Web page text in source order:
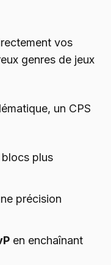
vos
genres de jeux
un CPS
plus
précision
en enchaînant